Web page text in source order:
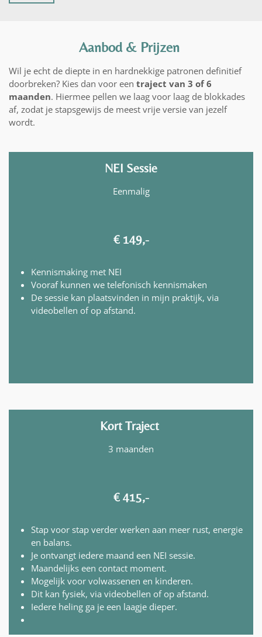
Aanbod & Prijzen
Wil je echt de diepte in en hardnekkige patronen definitief
doorbreken? Kies dan voor een traject van 3 of 6
maanden. Hiermee pellen we laag voor laag de blokkades
af, zodat je stapsgewijs de meest vrije versie van jezelf
wordt.
NEI Sessie
Eenmalig
€ 149,-
Kennismaking met NEI
Vooraf kunnen we telefonisch kennismaken
De sessie kan plaatsvinden in mijn praktijk, via
videobellen of op afstand.
Kort Traject
3 maanden
€ 415,-
Stap voor stap verder werken aan meer rust, energie
en balans.
Je ontvangt iedere maand een NEI sessie.
Maandelijks een contact moment.
Mogelijk voor volwassenen en kinderen.
Dit kan fysiek, via videobellen of op afstand.
Iedere heling ga je een laagje dieper.